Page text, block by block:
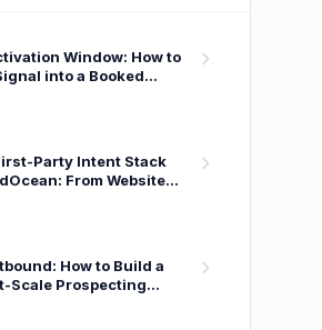
Window: How to
into a Booked
Party Intent Stack
From Website
How to Build a
Scale Prospecting